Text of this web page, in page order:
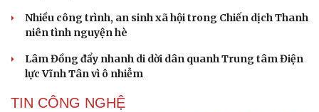
Cải chính
Nhiều công trình, an sinh xã hội trong Chiến dịch Thanh
niên tình nguyện hè
Lâm Đồng đẩy nhanh di dời dân quanh Trung tâm Điện
lực Vĩnh Tân vì ô nhiễm
TIN CÔNG NGHỆ